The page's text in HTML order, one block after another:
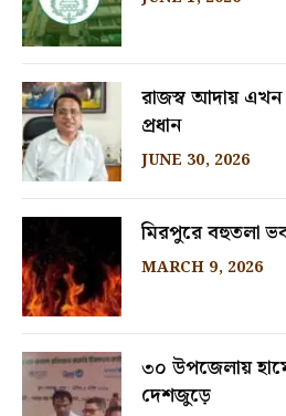
রাজস্ব আদায়
প্রধান
JUNE 30, 2026
মিরপুরে বহুতলা
MARCH 9, 2026
৩০ উপজেলায়
দেশজুড়ে